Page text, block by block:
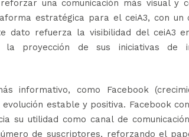
una comunicación más visual y
estratégica para el ceiA3, con un
dato refuerza la visibilidad del ceiA3
la proyección de sus iniciativas de
informativo, como Facebook
estable y positiva. Facebook
su utilidad como canal de
de suscriptores, reforzando el